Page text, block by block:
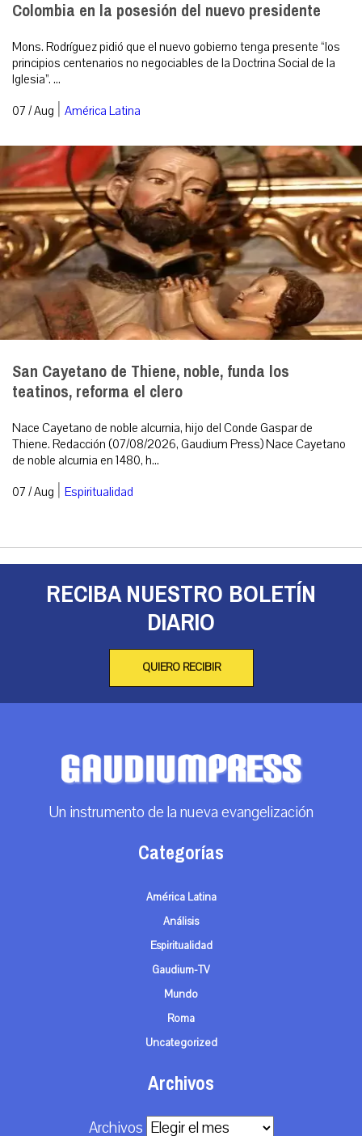
Colombia en la posesión del nuevo presidente
Mons. Rodríguez pidió que el nuevo gobierno tenga presente “los
principios centenarios no negociables de la Doctrina Social de la
Iglesia”. ...
07 / Aug | América Latina
San Cayetano de Thiene, noble, funda los
teatinos, reforma el clero
Nace Cayetano de noble alcurnia, hijo del Conde Gaspar de
Thiene. Redacción (07/08/2026, Gaudium Press) Nace Cayetano
de noble alcurnia en 1480, h...
07 / Aug | Espiritualidad
RECIBA NUESTRO BOLETÍN
DIARIO
QUIERO RECIBIR
Un instrumento de la nueva evangelización
Categorías
América Latina
Análisis
Espiritualidad
Gaudium-TV
Mundo
Roma
Uncategorized
Archivos
Archivos